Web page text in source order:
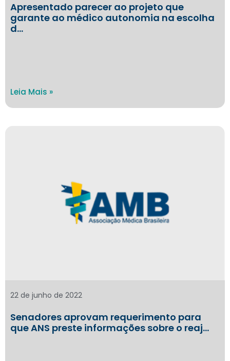
Apresentado parecer ao projeto que
garante ao médico autonomia na escolha
d…
Leia Mais »
Senadores aprovam requerimento para
que ANS preste informações sobre o reaj…
22 de junho de 2022